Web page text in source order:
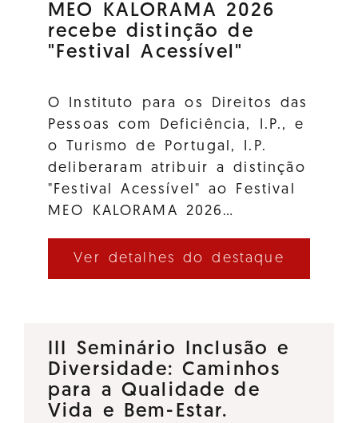
MEO KALORAMA 2026
recebe distinção de
"Festival Acessível"
O Instituto para os Direitos das
Pessoas com Deficiência, I.P., e
o Turismo de Portugal, I.P.
deliberaram atribuir a distinção
"Festival Acessível" ao Festival
MEO KALORAMA 2026…
Ver detalhes do destaque
III Seminário Inclusão e
Diversidade: Caminhos
para a Qualidade de
Vida e Bem-Estar.